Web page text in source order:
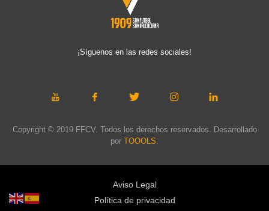
¡Síguenos en las redes sociales!
Copyright © 2019 FFCV. Todos los derechos reservados. Desarrollado
por TOOOLS.
Aviso Legal
Política de privacidad